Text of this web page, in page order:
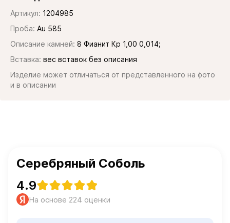
Артикул: 1204985
Проба: Au 585
Описание камней: 8 Фианит Кр 1,00 0,014;
Вставка: вес вставок без описания
Изделие может отличаться от представленного на фото
и в описании
Серебряный Соболь
4.9
На основе 224 оценки